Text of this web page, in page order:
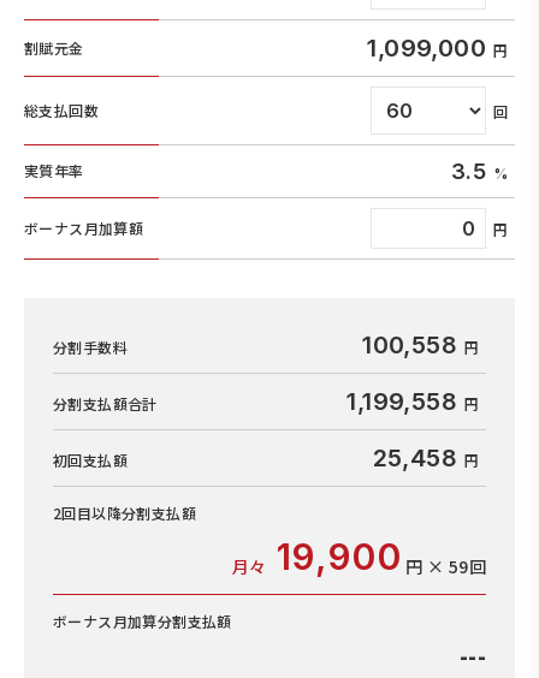
割賦元金 1,099,000
総支払回数
実質年率 3.5
ボーナス月加算額
分割手数料 100,558
分割支払額合計 1,199,558
初回支払額 25,458
2回目以降分割支払額
月々 19,900 円 × 59回
ボーナス月加算分割支払額
---